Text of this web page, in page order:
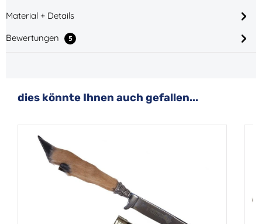
Material + Details
Bewertungen
5
Produktgalerie überspringen
dies könnte Ihnen auch gefallen...